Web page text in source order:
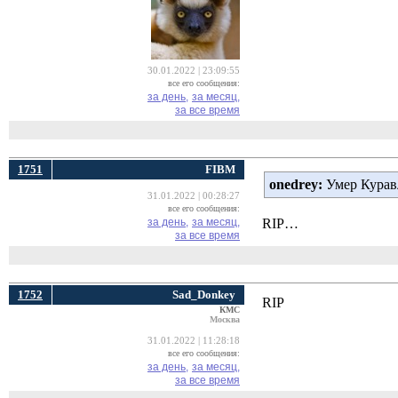
30.01.2022 | 23:09:55
все его сообщения:
за день, за месяц,
за все время
1751 FIBM
31.01.2022 | 00:28:27
все его сообщения:
за день, за месяц,
за все время
onedrey: Умер
RIP…
1752 Sad_Donkey
КМС
Москва
31.01.2022 | 11:28:18
все его сообщения:
за день, за месяц,
за все время
RIP